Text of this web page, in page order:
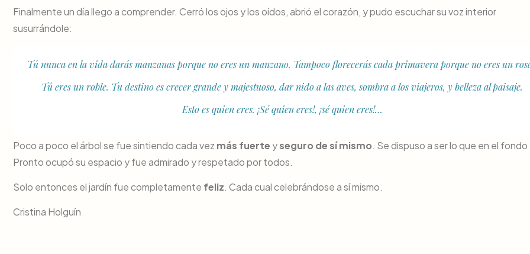
Finalmente un día llego a comprender. Cerró los ojos y los oídos, abrió el corazón, y pudo escuchar su voz interior
susurrándole:
Tú nunca en la vida darás manzanas porque no eres un manzano. Tampoco florecerás cada primavera porque no eres un
Tú eres un roble. Tu destino es crecer grande y majestuoso, dar nido a las aves, sombra a los viajeros, y belleza al paisaje.
Esto es quien eres. ¡Sé quien eres!, ¡sé quien eres!…
Poco a poco el árbol se fue sintiendo cada vez más fuerte yseguro de sí mismo. Se dispuso a ser lo que en el fondo
Pronto ocupó su espacio y fue admirado y respetado por todos.
Solo entonces el jardín fue completamente feliz. Cada cual celebrándose a sí mismo.
Cristina Holguín